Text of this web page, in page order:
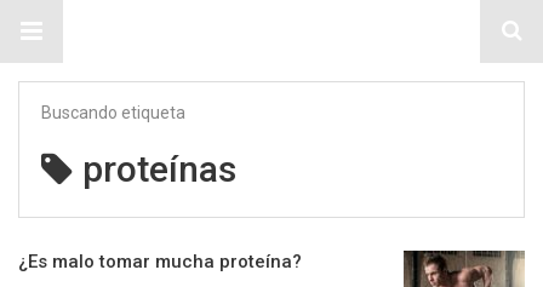
Buscando etiqueta
proteínas
¿Es malo tomar mucha proteína?